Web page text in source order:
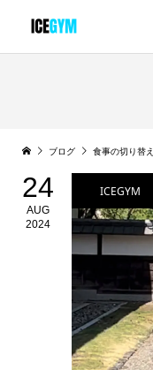
ブログ 食事の切り替え
24
AUG
2024
ICEGYM